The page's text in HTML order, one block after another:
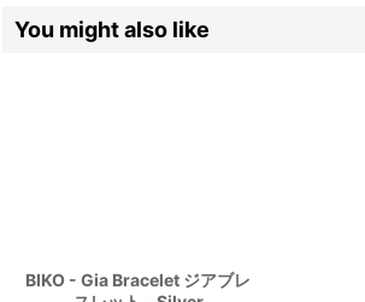
You might also like
BIKO - Gia Bracelet ジアブレ